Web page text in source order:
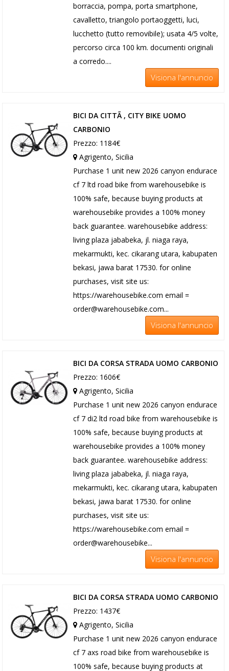
borraccia, pompa, porta smartphone,
cavalletto, triangolo portaoggetti, luci,
lucchetto (tutto removibile); usata 4/5 volte,
percorso circa 100 km. documenti originali
a corredo....
Visiona l'annuncio
BICI DA CITTÃ , CITY BIKE UOMO
CARBONIO
Prezzo: 1184€
Agrigento, Sicilia
Purchase 1 unit new 2026 canyon endurace
cf 7 ltd road bike from warehousebike is
100% safe, because buying products at
warehousebike provides a 100% money
back guarantee. warehousebike address:
living plaza jababeka, jl. niaga raya,
mekarmukti, kec. cikarang utara, kabupaten
bekasi, jawa barat 17530. for online
purchases, visit site us:
https://warehousebike.com email =
order@warehousebike.com...
Visiona l'annuncio
BICI DA CORSA STRADA UOMO CARBONIO
Prezzo: 1606€
Agrigento, Sicilia
Purchase 1 unit new 2026 canyon endurace
cf 7 di2 ltd road bike from warehousebike is
100% safe, because buying products at
warehousebike provides a 100% money
back guarantee. warehousebike address:
living plaza jababeka, jl. niaga raya,
mekarmukti, kec. cikarang utara, kabupaten
bekasi, jawa barat 17530. for online
purchases, visit site us:
https://warehousebike.com email =
order@warehousebike...
Visiona l'annuncio
BICI DA CORSA STRADA UOMO CARBONIO
Prezzo: 1437€
Agrigento, Sicilia
Purchase 1 unit new 2026 canyon endurace
cf 7 axs road bike from warehousebike is
100% safe, because buying products at